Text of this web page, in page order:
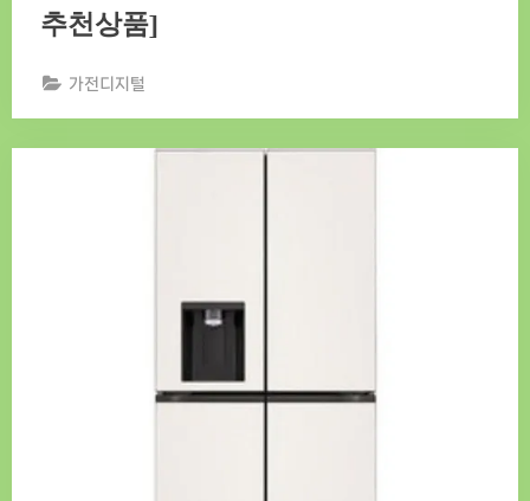
추천상품]
가전디지털